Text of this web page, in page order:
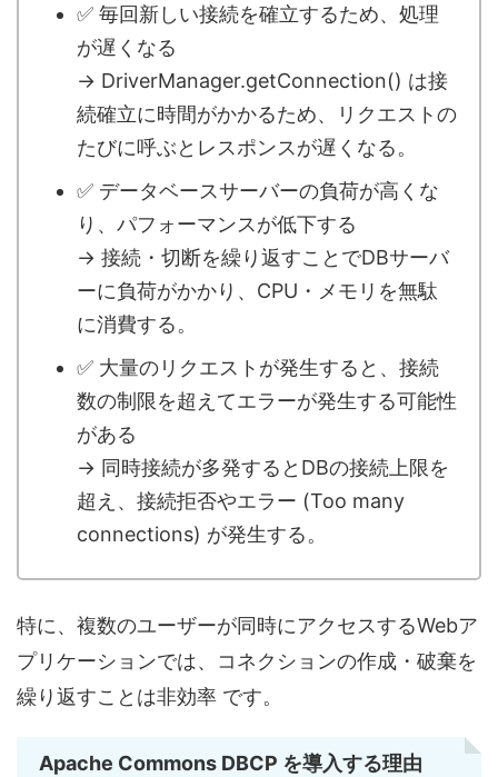
✅ 毎回新しい接続を確立するため、処理
が遅くなる
→ DriverManager.getConnection() は接
続確立に時間がかかるため、リクエストの
たびに呼ぶとレスポンスが遅くなる。
✅ データベースサーバーの負荷が高くな
り、パフォーマンスが低下する
→ 接続・切断を繰り返すことでDBサーバ
ーに負荷がかかり、CPU・メモリを無駄
に消費する。
✅ 大量のリクエストが発生すると、接続
数の制限を超えてエラーが発生する可能性
がある
→ 同時接続が多発するとDBの接続上限を
超え、接続拒否やエラー (Too many
connections) が発生する。
特に、複数のユーザーが同時にアクセスするWebア
プリケーションでは、コネクションの作成・破棄を
繰り返すことは非効率 です。
Apache Commons DBCP を導入する理由